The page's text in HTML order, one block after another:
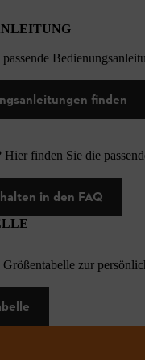
finden
Hier finden Sie die
in den FAQ
zur